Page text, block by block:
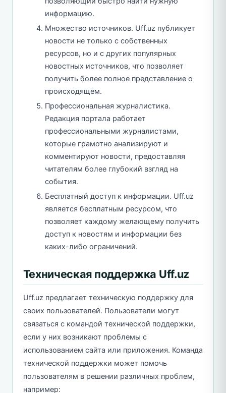
информацию.
Множество источников. Uff.uz публикует
новости не только с собственных
ресурсов, но и с других популярных
новостных источников, что позволяет
получить более полное представление о
происходящем.
Профессиональная журналистика.
Редакция портала работает
профессиональными журналистами,
которые грамотно анализируют и
комментируют новости, предоставляя
читателям более глубокий взгляд на
события.
Бесплатный доступ к информации. Uff.uz
является бесплатным ресурсом, что
позволяет каждому желающему получить
доступ к новостям и информации без
каких-либо ограничений.
Техническая поддержка Uff.uz
Uff.uz предлагает техническую поддержку для
своих пользователей. Пользователи могут
связаться с командой технической поддержки,
если у них возникают проблемы с
использованием сайта или приложения. Команда
технической поддержки может помочь
пользователям в решении различных проблем,
например: